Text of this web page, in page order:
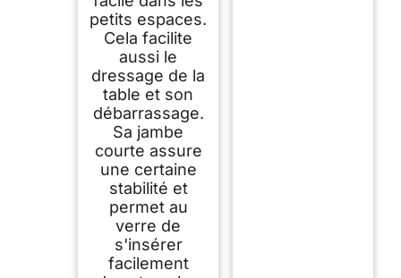
petits espaces.
Cela facilite
aussi le
dressage de la
table et son
débarrassage.
Sa jambe
courte assure
une certaine
stabilité et
permet au
verre de
s'insérer
facilement